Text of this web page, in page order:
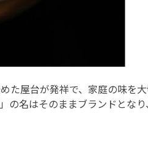
た屋台が発祥で、家庭の味を
の名はそのままブランドとな